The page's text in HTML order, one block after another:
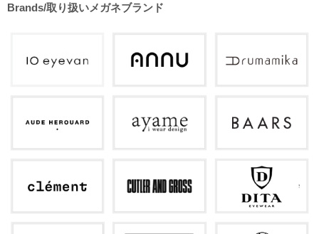
Brands/取り扱いメガネブランド